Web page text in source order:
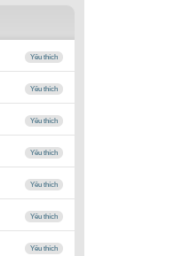
Yêu thích
Yêu thích
Yêu thích
Yêu thích
Yêu thích
Yêu thích
Yêu thích